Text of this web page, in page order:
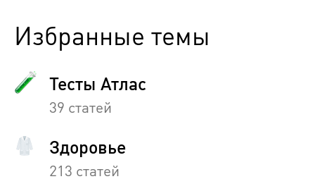
Избранные темы
Тесты Атлас
39 статей
Здоровье
213 статей